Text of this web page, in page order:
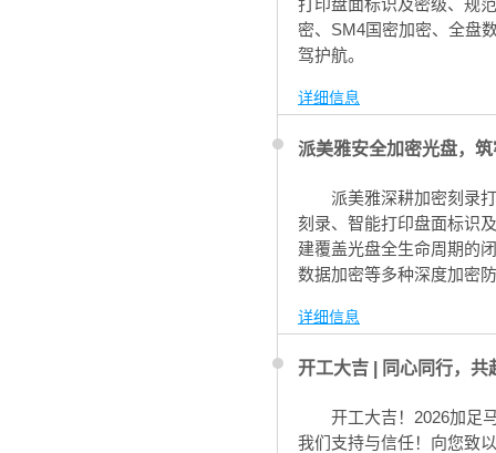
打印盘面标识及密级、规
密、SM4国密加密、全盘
驾护航。
详细信息
派美雅安全加密光盘，
派美雅深耕加密刻录
刻录、智能打印盘面标识
建覆盖光盘全生命周期的
数据加密等多种深度加密
详细信息
开工大吉 | 同心同行，共
开工大吉！2026加足
我们支持与信任！向您致